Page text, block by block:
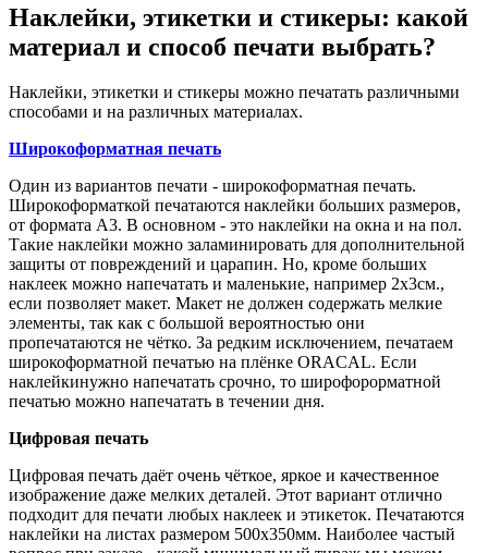
Наклейки, этикетки и стикеры: какой
материал и способ печати выбрать?
Наклейки, этикетки и стикеры можно печатать различными
способами и на различных материалах.
Широкоформатная печать
Один из вариантов печати - широкоформатная печать.
Широкоформаткой печатаются наклейки больших размеров,
от формата А3. В основном - это наклейки на окна и на пол.
Такие наклейки можно заламинировать для дополнительной
защиты от повреждений и царапин. Но, кроме больших
наклеек можно напечатать и маленькие, например 2х3см.,
если позволяет макет. Макет не должен содержать мелкие
элементы, так как с большой вероятностью они
пропечатаются не чётко. За редким исключением, печатаем
широкоформатной печатью на плёнке ORACAL. Если
наклейкинужно напечатать срочно, то широфорорматной
печатью можно напечатать в течении дня.
Цифровая печать
Цифровая печать даёт очень чёткое, яркое и качественное
изображение даже мелких деталей. Этот вариант отлично
подходит для печати любых наклеек и этикеток. Печатаются
наклейки на листах размером 500х350мм. Наиболее частый